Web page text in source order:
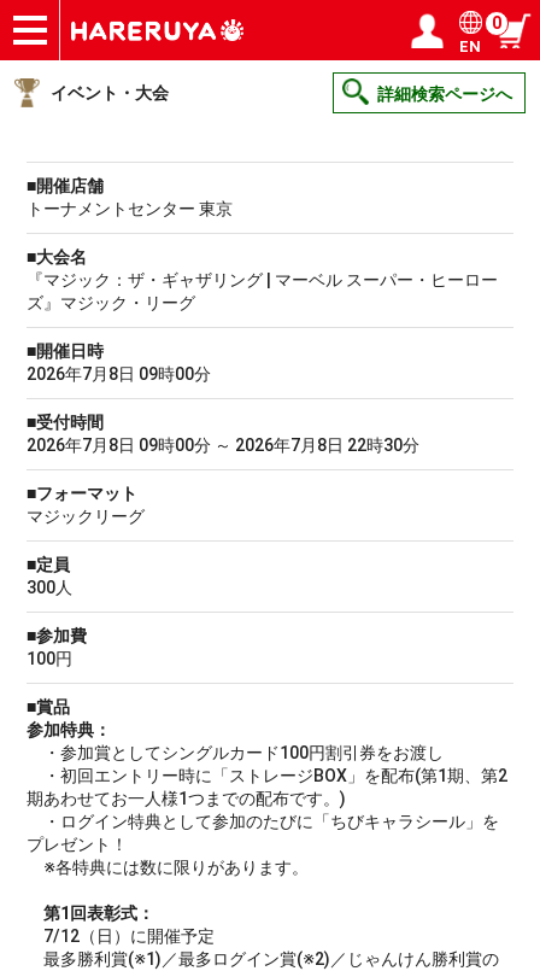
ショップ
買取
記事
デッキ検索
デッキ構築
選手一覧
店舗一覧
イベント
ヘルプ
お問い合わせ ログイン／会員登録
EN
0
イベント・大会 詳細検索ページへ
■開催店舗
トーナメントセンター 東京
■大会名
『マジック：ザ・ギャザリング | マーベル スーパー・ヒーロー
ズ』マジック・リーグ
■開催日時
2026年7月8日 09時00分
■受付時間
2026年7月8日 09時00分 ～ 2026年7月8日 22時30分
■フォーマット
マジックリーグ
■定員
300人
■参加費
100円
■賞品
参加特典：
・参加賞としてシングルカード100円割引券をお渡し
・初回エントリー時に「ストレージBOX」を配布(第1期、第2
期あわせてお一人様1つまでの配布です。)
・ログイン特典として参加のたびに「ちびキャラシール」を
プレゼント！
※各特典には数に限りがあります。
第1回表彰式：
7/12（日）に開催予定
最多勝利賞(※1)／最多ログイン賞(※2)／じゃんけん勝利賞の